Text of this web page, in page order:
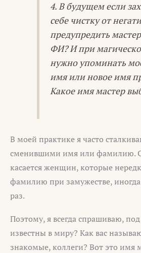
4. В будущем если
себе чистку от
предупредить
ФИ? И при
нужно упоминать
имя или новое имя
Какое имя мастер
В моей практике я часто
сменившими имя или фамилию.
касается женщин, которые
фамилию при замужестве,
раз.
Поэтому, я всегда спрашиваю,
известны в миру? Как вас
знакомые, коллеги? Вот это имя